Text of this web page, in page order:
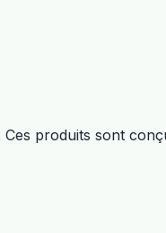
produits sont